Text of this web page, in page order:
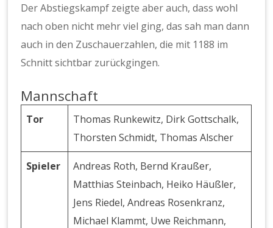
Der Abstiegskampf zeigte aber auch, dass wohl
nach oben nicht mehr viel ging, das sah man dann
auch in den Zuschauerzahlen, die mit 1188 im
Schnitt sichtbar zurückgingen.
Mannschaft
Tor
Thomas Runkewitz, Dirk Gottschalk,
Thorsten Schmidt, Thomas Alscher
Spieler
Andreas Roth, Bernd Kraußer,
Matthias Steinbach, Heiko Häußler,
Jens Riedel, Andreas Rosenkranz,
Michael Klammt, Uwe Reichmann,